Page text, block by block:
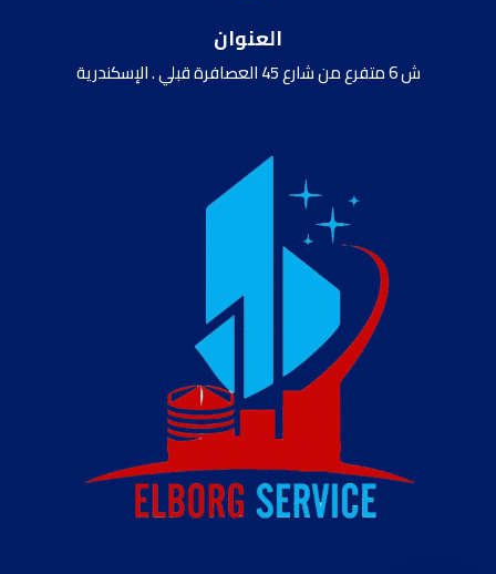
العنوان
ش 6 متفرع من شارع 45 العصافرة قبلي . الإسكندرية